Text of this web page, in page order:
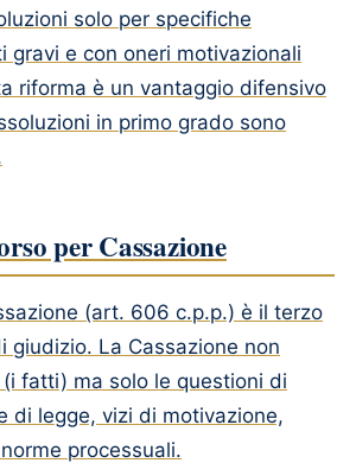
solo per specifiche
gravi e con oneri motivazionali
riforma è un vantaggio difensivo
in primo grado sono
per Cassazione
(art. 606 c.p.p.) è il terzo
giudizio. La Cassazione non
fatti) ma solo le questioni di
di legge, vizi di motivazione,
processuali.